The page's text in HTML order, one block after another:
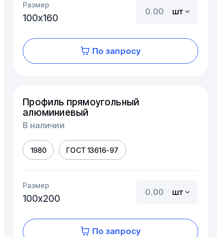
Размер
100х160
шт
По запросу
Профиль прямоугольный
алюминиевый
В наличии
1980 ГОСТ 13616-97
Размер
100х200
шт
По запросу